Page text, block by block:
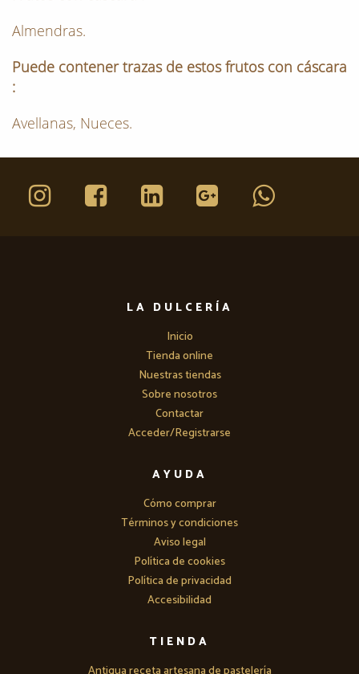
Almendras.
Puede contener trazas de estos frutos con cáscara
:
Avellanas, Nueces.
LA DULCERÍA
Inicio
Tienda online
Nuestras tiendas
Sobre nosotros
Contactar
Acceder/Registrarse
AYUDA
Cómo comprar
Términos y condiciones
Aviso legal
Política de cookies
Política de privacidad
Accesibilidad
TIENDA